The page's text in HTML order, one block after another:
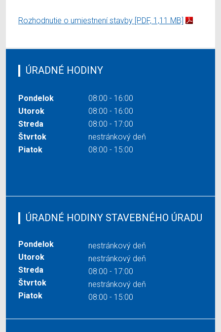
Rozhodnutie o umiestnení stavby [PDF, 1,11 MB]
ÚRADNÉ HODINY
Pondelok
08:00 - 16:00
Utorok
08:00 - 16:00
Streda
08:00 - 17:00
Štvrtok
nestránkový deň
Piatok
08:00 - 15:00
ÚRADNÉ HODINY STAVEBNÉHO ÚRADU
Pondelok
nestránkový deň
Utorok
nestránkový deň
Streda
08:00 - 17:00
Štvrtok
nestránkový deň
Piatok
08:00 - 15:00